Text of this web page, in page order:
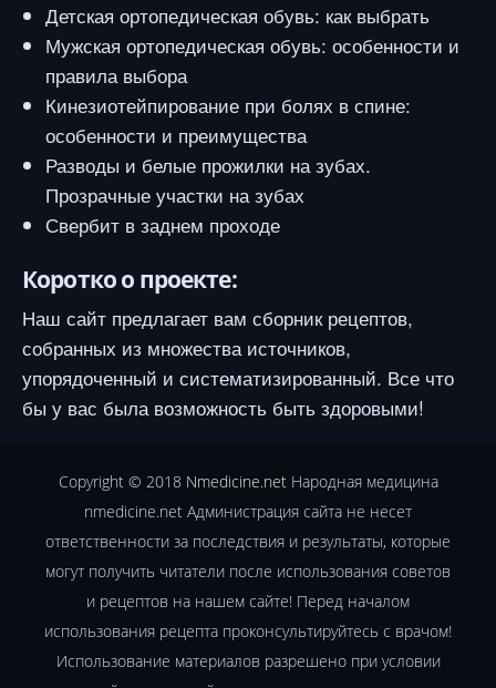
Детская ортопедическая обувь: как выбрать
Мужская ортопедическая обувь: особенности и
правила выбора
Кинезиотейпирование при болях в спине:
особенности и преимущества
Разводы и белые прожилки на зубах.
Прозрачные участки на зубах
Свербит в заднем проходе
Коротко о проекте:
Наш сайт предлагает вам сборник рецептов,
собранных из множества источников,
упорядоченный и систематизированный. Все что
бы у вас была возможность быть здоровыми!
Copyright © 2018 Nmedicine.netНародная медицина
nmedicine.net Администрация сайта не несет
ответственности за последствия и результаты, которые
могут получить читатели после использования советов
и рецептов на нашем сайте! Перед началом
использования рецепта проконсультируйтесь с врачом!
Использование материалов разрешено при условии